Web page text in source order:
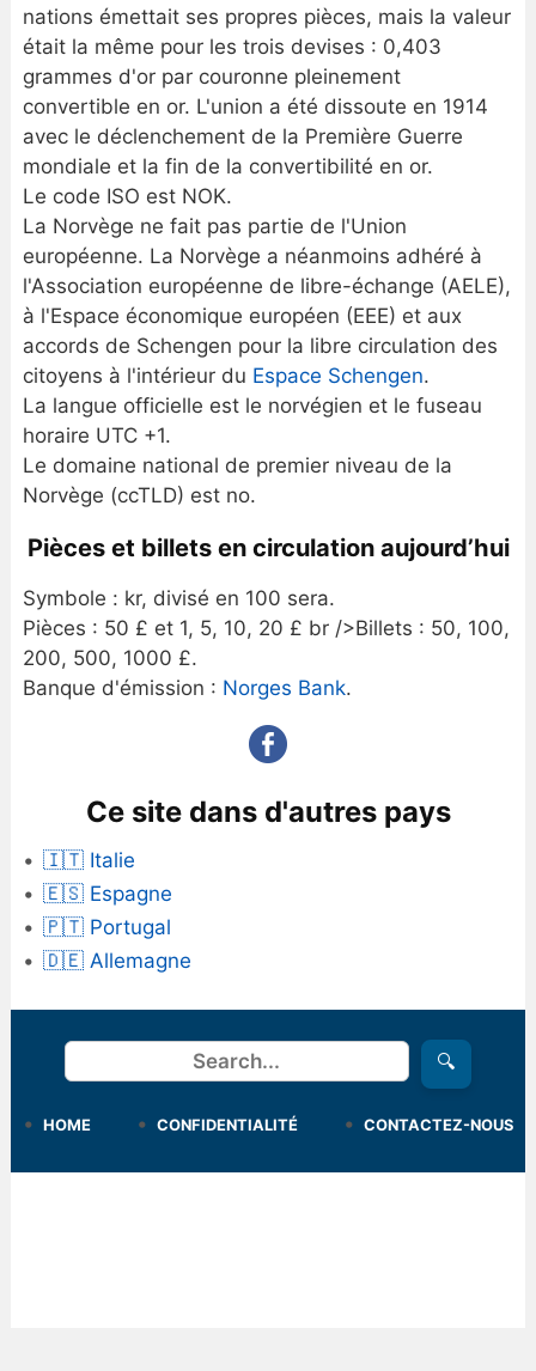
nations émettait ses propres pièces, mais la valeur
était la même pour les trois devises : 0,403
grammes d'or par couronne pleinement
convertible en or. L'union a été dissoute en 1914
avec le déclenchement de la Première Guerre
mondiale et la fin de la convertibilité en or.
Le code ISO est NOK.
La Norvège ne fait pas partie de l'Union
européenne. La Norvège a néanmoins adhéré à
l'Association européenne de libre-échange (AELE),
à l'Espace économique européen (EEE) et aux
accords de Schengen pour la libre circulation des
citoyens à l'intérieur du Espace Schengen.
La langue officielle est le norvégien et le fuseau
horaire UTC +1.
Le domaine national de premier niveau de la
Norvège (ccTLD) est no.
Pièces et billets en circulation aujourd’hui
Symbole : kr, divisé en 100 sera.
Pièces : 50 £ et 1, 5, 10, 20 £ br />Billets : 50, 100,
200, 500, 1000 £.
Banque d'émission : Norges Bank.
Ce site dans d'autres pays
🇮🇹 Italie
🇪🇸 Espagne
🇵🇹 Portugal
🇩🇪 Allemagne
Rechercher 🔍
HOME CONFIDENTIALITÉ CONTACTEZ-NOUS